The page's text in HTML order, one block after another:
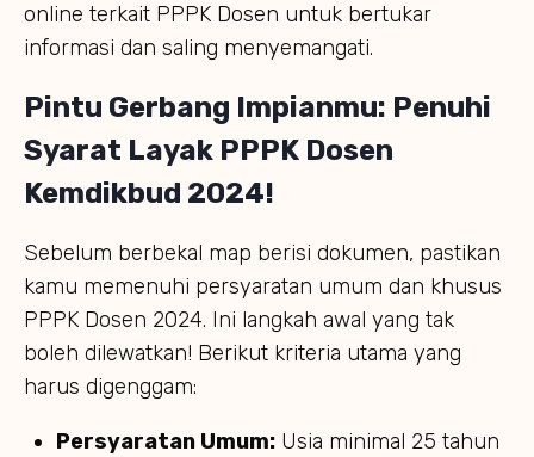
online terkait PPPK Dosen untuk bertukar
informasi dan saling menyemangati.
Pintu Gerbang Impianmu: Penuhi
Syarat Layak PPPK Dosen
Kemdikbud 2024!
Sebelum berbekal map berisi dokumen, pastikan
kamu memenuhi persyaratan umum dan khusus
PPPK Dosen 2024. Ini langkah awal yang tak
boleh dilewatkan! Berikut kriteria utama yang
harus digenggam:
Persyaratan Umum: Usia minimal 25 tahun